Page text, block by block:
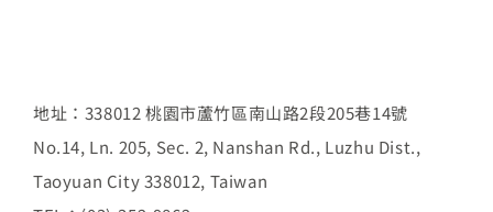
地址：338012 桃園市蘆竹區南山路2段205巷14號
No.14, Ln. 205, Sec. 2, Nanshan Rd., Luzhu Dist.,
Taoyuan City 338012, Taiwan